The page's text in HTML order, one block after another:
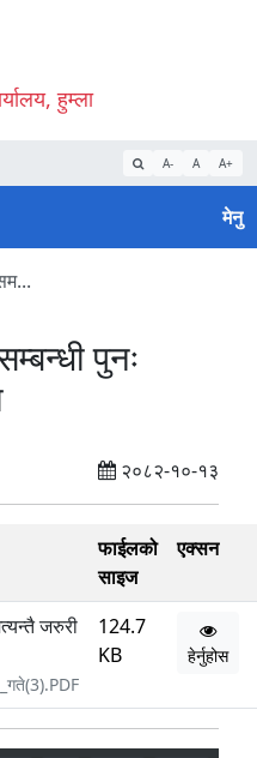
हुम्ला
A- A A+
मेनु
पुनः
२०८२-१०-१३
फाईलको
साइज
एक्सन
जरुरी
124.7
KB
हेर्नुहोस